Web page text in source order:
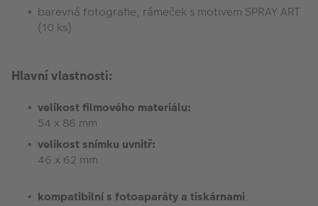
barevná fotografie, rámeček s motivem SPRAY ART
(10 ks)
Hlavní vlastnosti:
velikost filmového materiálu:
54 x 86 mm
velikost snímku uvnitř:
46 x 62 mm
kompatibilní s fotoaparáty a tiskárnami: